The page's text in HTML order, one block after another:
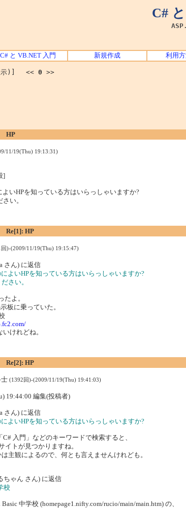
C#
C# と VB.NET 入門 新規作成 利用
示)] << 0 >>
HP
11/19(Thu) 19:13:31)
]
よいHPを知っている方はいらっしゃいますか?
い。
Re[1]: HP
回)-(2009/11/19(Thu) 19:15:47)
さん) に返信
よいHPを知っている方はいらっしゃいますか?
さい。
たよ。
板に乗っていた。
けれどね。
Re[2]: HP
(1392回)-(2009/11/19(Thu) 19:41:03)
19:44:00 編集(投稿者)
さん) に返信
よいHPを知っている方はいらっしゃいますか?
C# 入門」などのキーワードで検索すると、
イトが見つかりますね。
主観によるので、何とも言えませんけれども。
ちゃん さん) に返信
校
中学校 (homepage1.nifty.com/rucio/main/main.htm) の、